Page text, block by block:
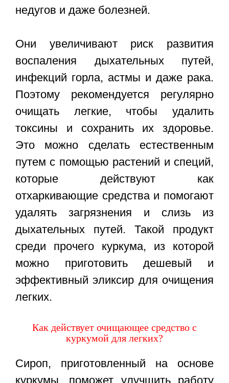
недугов и даже болезней.
Они увеличивают риск развития
воспаления дыхательных путей,
инфекций горла, астмы и даже рака.
Поэтому рекомендуется регулярно
очищать легкие, чтобы удалить
токсины и сохранить их здоровье.
Это можно сделать естественным
путем с помощью растений и специй,
которые действуют как
отхаркивающие средства и помогают
удалять загрязнения и слизь из
дыхательных путей. Такой продукт
среди прочего куркума, из которой
можно приготовить дешевый и
эффективный эликсир для очищения
легких.
Как действует очищающее средство с
куркумой для легких?
Сироп, приготовленный на основе
куркумы, поможет улучшить работу